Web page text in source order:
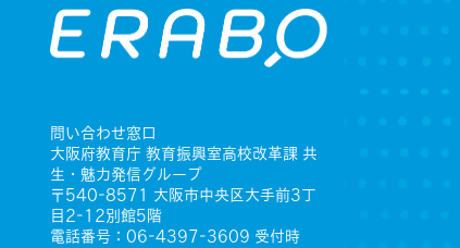
問い合わせ窓口
大阪府教育庁 教育振興室高校改革課 共
生・魅力発信グループ
〒540-8571 大阪市中央区大手前3丁
目2-12別館5階
電話番号：06-4397-3609 受付時